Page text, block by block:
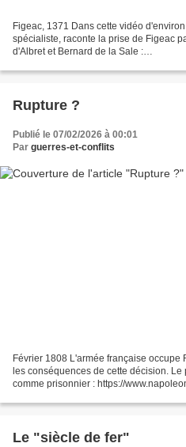
Figeac, 1371 Dans cette vidéo
spécialiste, raconte la prise de Figeac
d'Albret et Bernard de la Sale :
Rupture ?
Publié le 07/02/2026 à 00:01
Par guerres-et-conflits
Février 1808 L'armée française
les conséquences de cette décision.
comme prisonnier : https://
Le "siècle de fer"